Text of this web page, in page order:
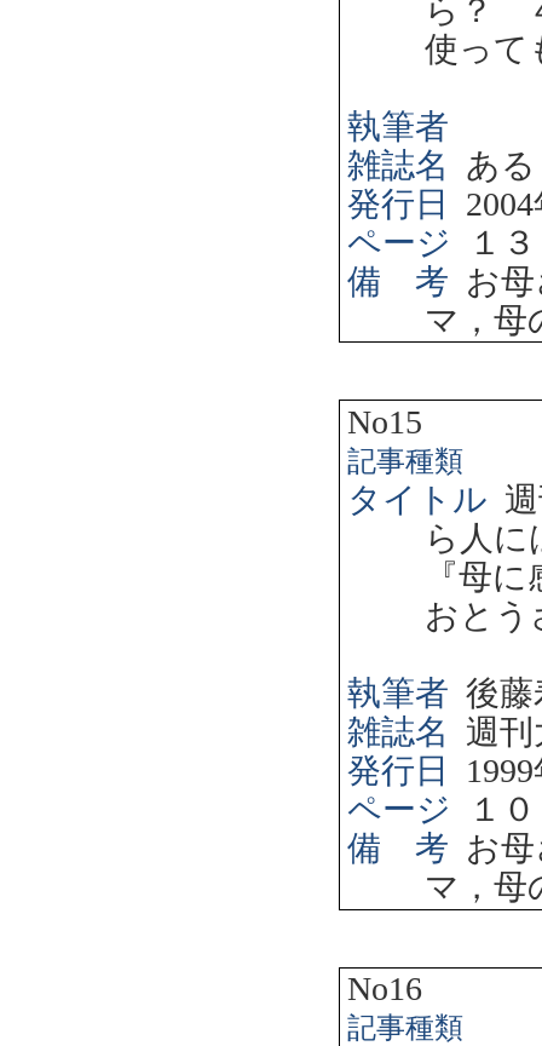
ら？
使って
執筆者
雑誌名
あ
発行日
2004
ページ
１３
備 考 お
マ，母
No15
記事種類
タイトル
ら人
『母
おと
執筆者 後藤
雑誌名
週刊
発行日
1999
ページ
１
備 考 お
マ，母
No16
記事種類